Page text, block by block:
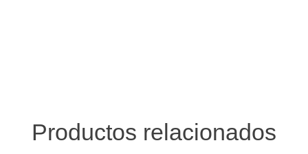
Productos relacionados